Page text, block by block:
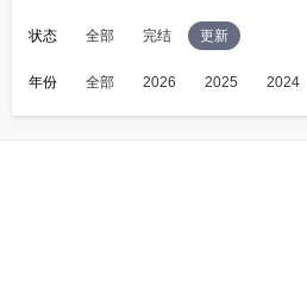
状态 全部 完结 更新
年份 全部 2026 2025 2024